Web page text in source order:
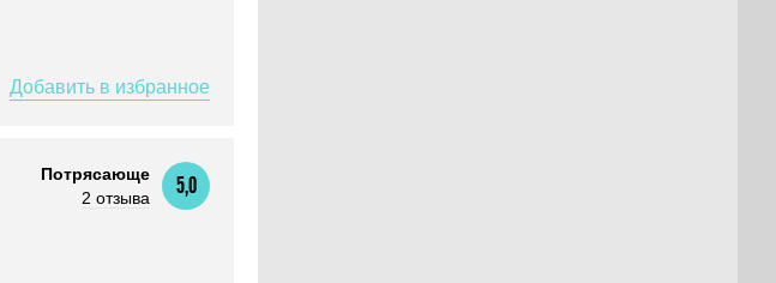
Потрясающе
2 отзыва
5,0